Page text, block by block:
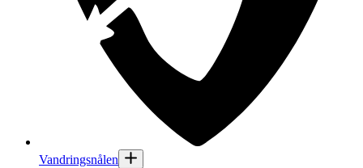
Vandringsnålen